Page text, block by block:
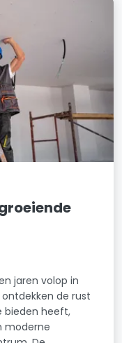
jaren volop in
de rust
bieden heeft,
moderne